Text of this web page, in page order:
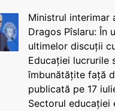
Ministrul interimar
Dragos Pîslaru: În
ultimelor discuții
Educației lucrurile
îmbunătățite față
publicată pe 17
Sectorul educației